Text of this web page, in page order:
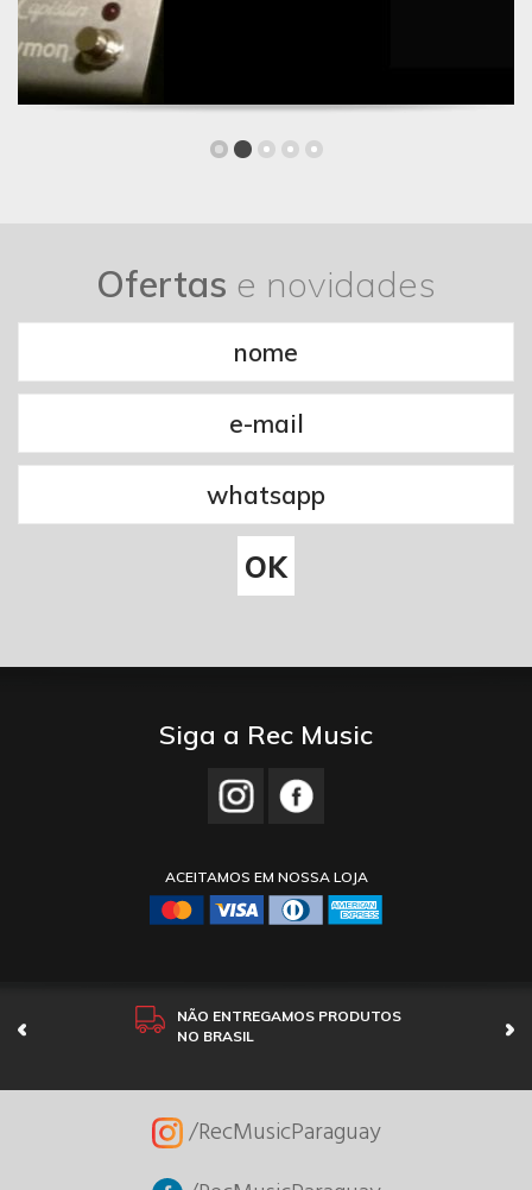
Ofertas e novidades
Siga a Rec Music
ACEITAMOS EM NOSSA LOJA
NÃO ENTREGAMOS PRODUTOS
NO BRASIL
/RecMusicParaguay